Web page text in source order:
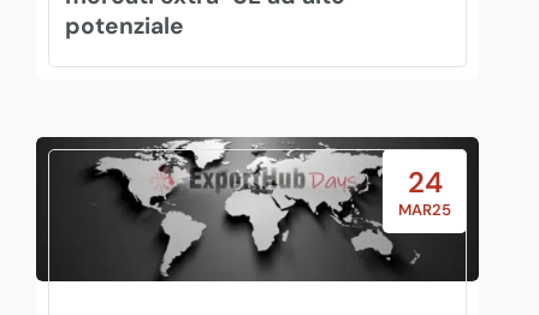
potenziale
24
MAR25